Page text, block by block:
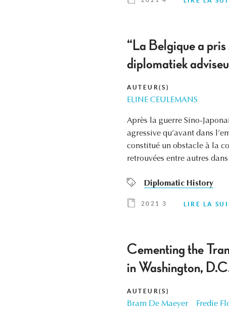
“La Belgique a
diplomatiek
AUTEUR(S)
ELINE CEULEMANS
Après la guerre Sino-
agressive qu’avant dans
constitué un obstacle à la
retrouvées entre autres
Diplomatic History
2021 3 LIRE LA
Cementing the
in Washington,
AUTEUR(S)
Bram De Maeyer Fredie